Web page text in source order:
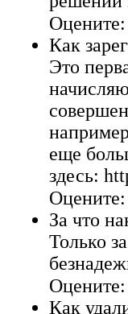
Оцените:
Как
Это
еще
здесь:
Оцените:
За что
Только
Оцените:
Как